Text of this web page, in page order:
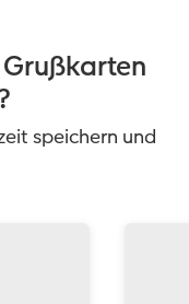
speichern und